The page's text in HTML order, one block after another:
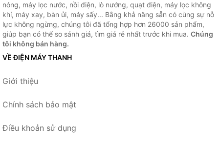
nóng, máy lọc nước, nồi điện, lò nướng, quạt điện, máy lọc không
khí, máy xay, bàn ủi, máy sấy... Bằng khả năng sẵn có cùng sự nỗ
lực không ngừng, chúng tôi đã tổng hợp hơn 26000 sản phẩm,
giúp bạn có thể so sánh giá, tìm giá rẻ nhất trước khi mua. Chúng
tôi không bán hàng.
VỀ ĐIỆN MÁY THANH
Giới thiệu
Chính sách bảo mật
Điều khoản sử dụng